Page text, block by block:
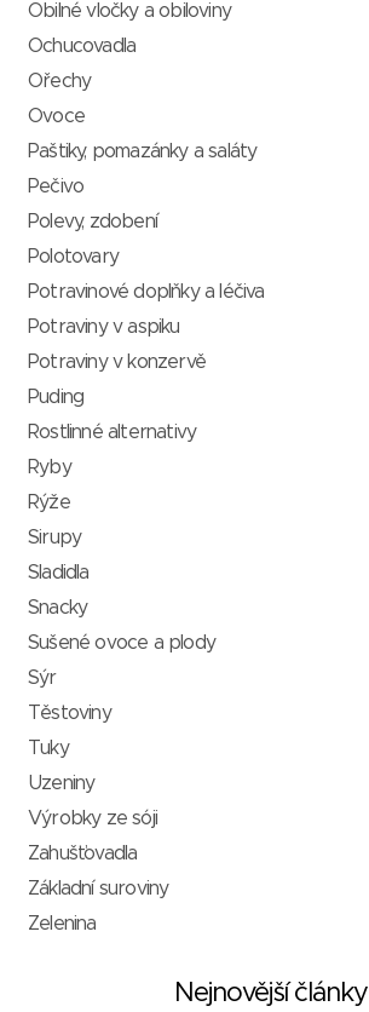
Obilné vločky a obiloviny
Ochucovadla
Ořechy
Ovoce
Paštiky, pomazánky a saláty
Pečivo
Polevy, zdobení
Polotovary
Potravinové doplňky a léčiva
Potraviny v aspiku
Potraviny v konzervě
Puding
Rostlinné alternativy
Ryby
Rýže
Sirupy
Sladidla
Snacky
Sušené ovoce a plody
Sýr
Těstoviny
Tuky
Uzeniny
Výrobky ze sóji
Zahušťovadla
Základní suroviny
Zelenina
Nejnovější články